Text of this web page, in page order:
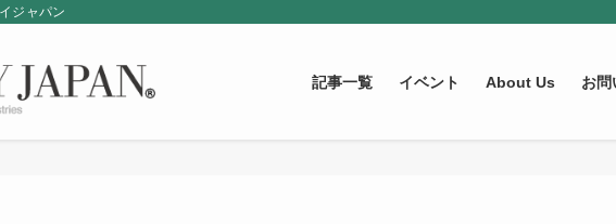
ジャパン
記事一覧 イベント About Us お問